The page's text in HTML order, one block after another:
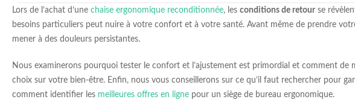
Lors de l’achat d’une chaise ergonomique reconditionnée, les conditions de retour se
besoins particuliers peut nuire à votre confort et à votre santé. Avant même de prendre
mener à des douleurs persistantes.
Nous examinerons pourquoi tester le confort et l’ajustement est primordial et comment
choix sur votre bien-être. Enfin, nous vous conseillerons sur ce qu’il faut rechercher pour
comment identifier les meilleures offres en ligne pour un siège de bureau ergonomique.